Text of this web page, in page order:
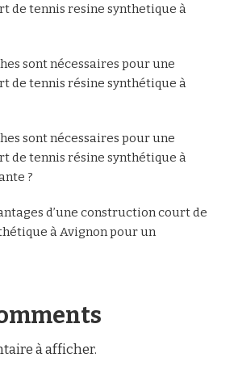
de tennis resine synthetique à
sont nécessaires pour une
de tennis résine synthétique à
sont nécessaires pour une
de tennis résine synthétique à
?
d’une construction court de
à Avignon pour un
à afficher.